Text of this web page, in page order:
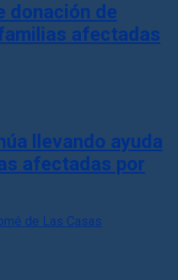
donación de
afectadas
llevando ayuda
afectadas por